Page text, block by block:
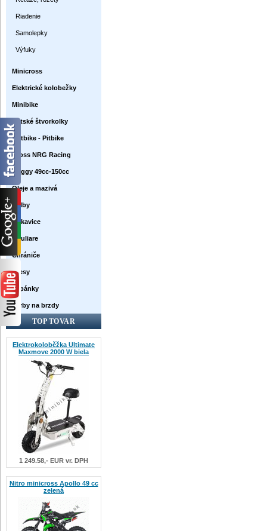
Riadenie
Samolepky
Výfuky
Minicross
Elektrické kolobežky
Minibike
Detské štvorkolky
Dirtbike - Pitbike
Cross NRG Racing
Buggy 49cc-150cc
Oleje a mazivá
Prilby
Rukavice
Okuliare
Chrániče
Dresy
Topánky
Farby na brzdy
TOP TOVAR
Elektrokoloběžka Ultimate
Maxmove 2000 W biela
1 249.58,- EUR vr. DPH
Nitro minicross Apollo 49 cc
zelená